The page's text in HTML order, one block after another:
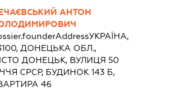
АНТОН
УКРАЇНА,
ДОНЕЦЬКА ОБЛ.,
ДОНЕЦЬК, ВУЛИЦЯ 50
СРСР, БУДИНОК 143 Б,
46